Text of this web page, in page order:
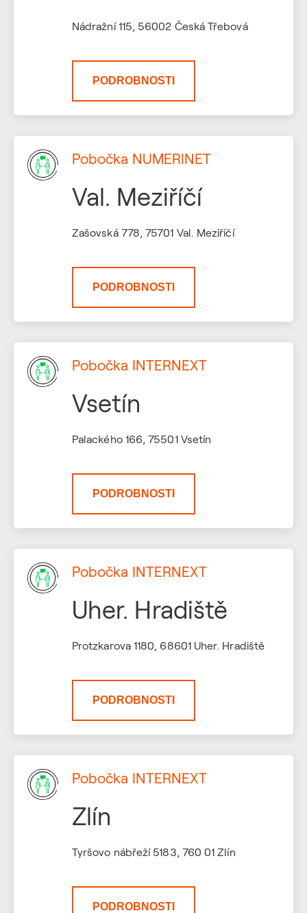
Nádražní 115, 56002 Česká Třebová
PODROBNOSTI
Pobočka NUMERINET
Val. Meziříčí
Zašovská 778, 75701 Val. Meziříčí
PODROBNOSTI
Pobočka INTERNEXT
Vsetín
Palackého 166, 75501 Vsetín
PODROBNOSTI
Pobočka INTERNEXT
Uher. Hradiště
Protzkarova 1180, 68601 Uher. Hradiště
PODROBNOSTI
Pobočka INTERNEXT
Zlín
Tyršovo nábřeží 5183, 760 01 Zlín
PODROBNOSTI